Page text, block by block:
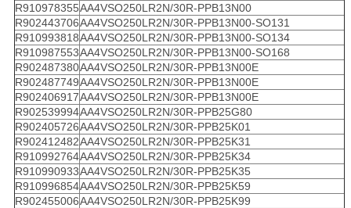
R910978355AA4VSO250LR2N/30R-PPB13N00
R902443706AA4VSO250LR2N/30R-PPB13N00-SO131
R910993818AA4VSO250LR2N/30R-PPB13N00-SO134
R910987553AA4VSO250LR2N/30R-PPB13N00-SO168
R902487380AA4VSO250LR2N/30R-PPB13N00E
R902487749AA4VSO250LR2N/30R-PPB13N00E
R902406917AA4VSO250LR2N/30R-PPB13N00E
R902539994AA4VSO250LR2N/30R-PPB25G80
R902405726AA4VSO250LR2N/30R-PPB25K01
R902412482AA4VSO250LR2N/30R-PPB25K31
R910992764AA4VSO250LR2N/30R-PPB25K34
R910990933AA4VSO250LR2N/30R-PPB25K35
R910996854AA4VSO250LR2N/30R-PPB25K59
R902455006AA4VSO250LR2N/30R-PPB25K99